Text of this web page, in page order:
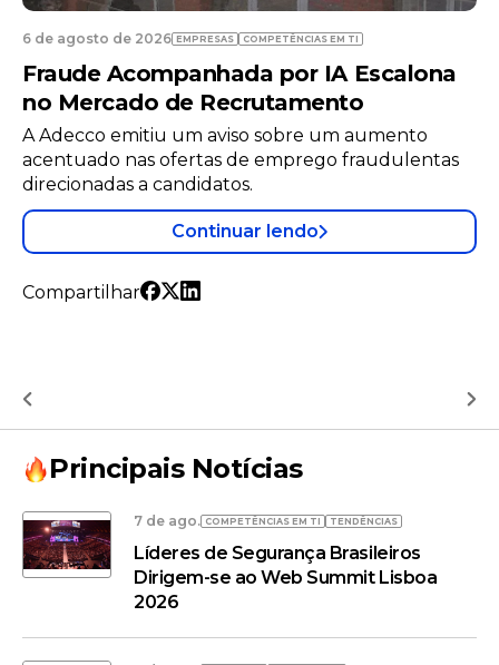
6 de agosto de 2026 EMPRESAS TECNOLOGIA
Neuraspace em Conversações com a
Força Aérea para Expandir a
Infraestrutura de Radar Espacial
A startup de gestão de tráfego espacial
Neuraspace está a negociar com a Força Aérea
Portuguesa para instalar um sistema de radar
numa base aérea militar.
Continuar lendo
Principais Notícias
7 de ago. COMPETÊNCIAS EM TI TENDÊNCIAS
Líderes de Segurança Brasileiros
Dirigem-se ao Web Summit Lisboa
2026